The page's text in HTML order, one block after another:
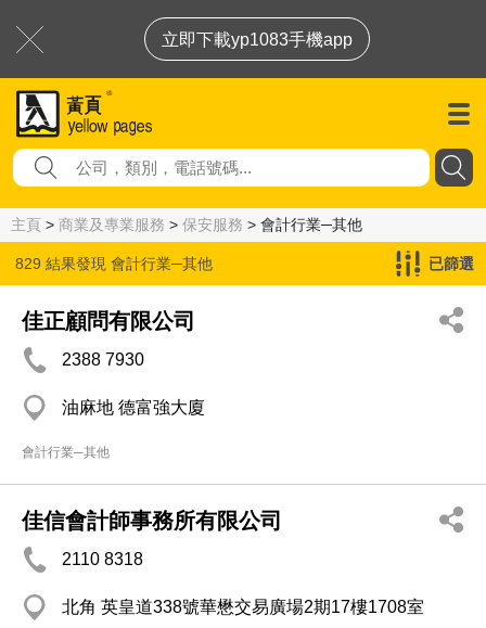
立即下載yp1083手機app
主頁 > 商業及專業服務 > 保安服務 > 會計行業─其他
829 結果發現 會計行業─其他 已篩選
佳正顧問有限公司
2388 7930
油麻地 德富強大廈
會計行業─其他
佳信會計師事務所有限公司
2110 8318
北角 英皇道338號華懋交易廣場2期17樓1708室